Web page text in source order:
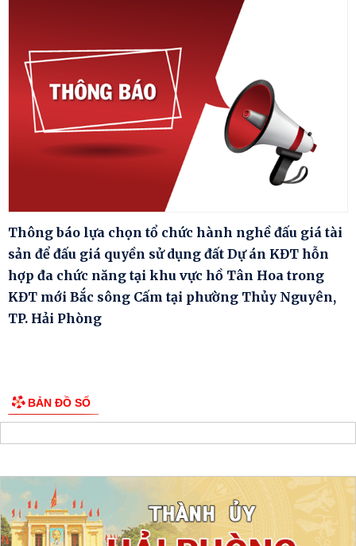
Thông báo lựa chọn tổ chức hành nghề đấu giá tài
sản để đấu giá quyền sử dụng đất Dự án KĐT hỗn
hợp đa chức năng tại khu vực hồ Tân Hoa trong
KĐT mới Bắc sông Cấm tại phường Thủy Nguyên,
TP. Hải Phòng
BẢN ĐỒ SỐ